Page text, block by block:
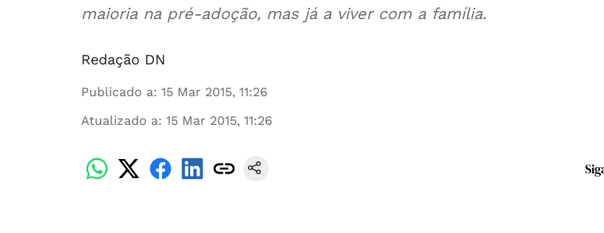
maioria na pré-adoção, mas já a viver com a família.
Redação DN
Publicado a: 15 Mar 2015, 11:26
Atualizado a: 15 Mar 2015, 11:26